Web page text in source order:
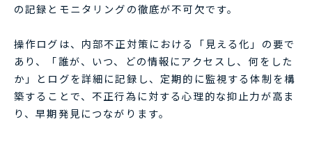
の記録とモニタリングの徹底が不可欠です。
操作ログは、内部不正対策における「見える化」の要で
あり、「誰が、いつ、どの情報にアクセスし、何をした
か」とログを詳細に記録し、定期的に監視する体制を構
築することで、不正行為に対する心理的な抑止力が高ま
り、早期発見につながります。